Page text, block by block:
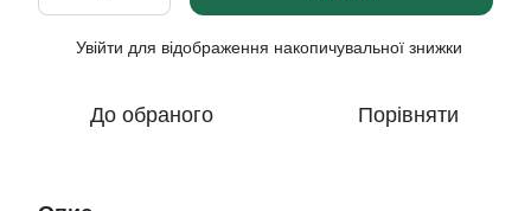
Увійти для відображення накопичувальної знижки
До обраного Порівняти